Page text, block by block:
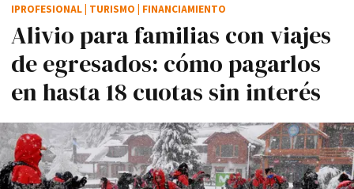
Alivio para familias con viajes
de egresados: cómo pagarlos
en hasta 18 cuotas sin interés
IPROFESIONAL TURISMO FINANCIAMIENTO